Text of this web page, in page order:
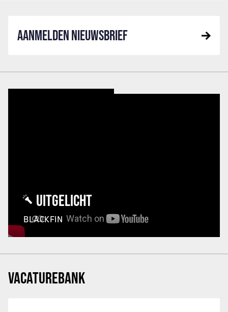
AANMELDEN NIEUWSBRIEF
UITGELICHT
BLACKFIN
VACATUREBANK